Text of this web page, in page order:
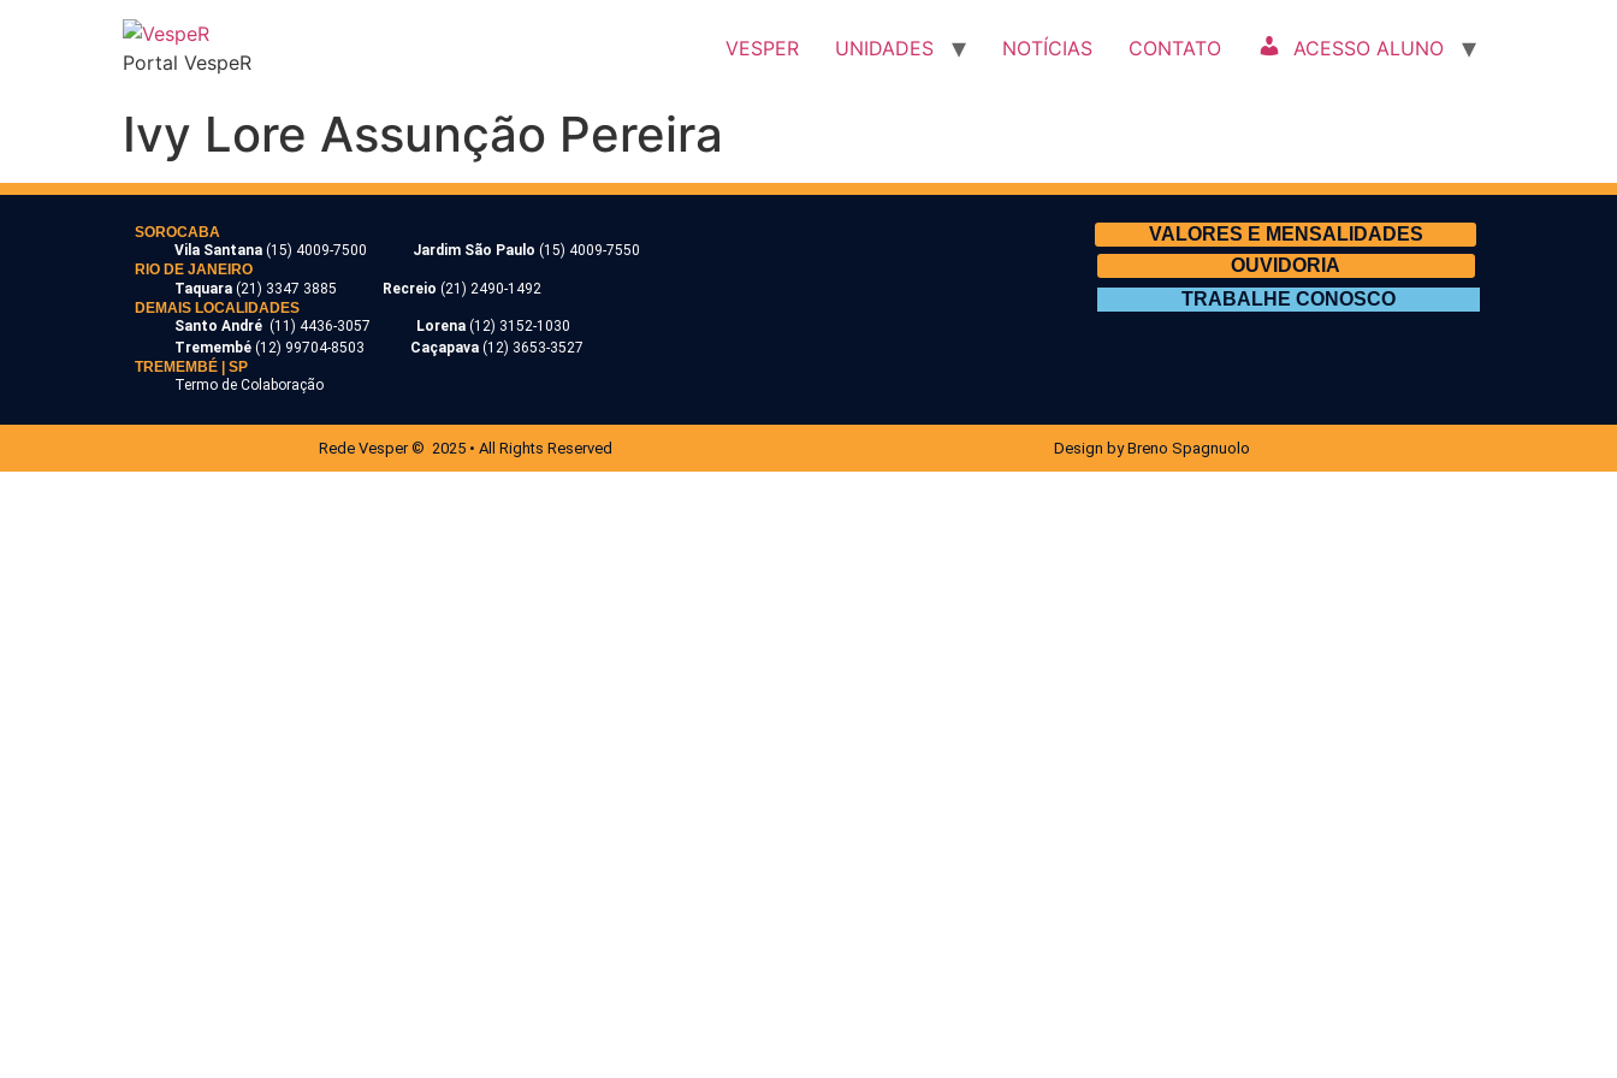
Portal VespeR
VESPER UNIDADES NOTÍCIAS CONTATO ACESSO ALUNO
Ivy Lore Assunção Pereira
SOROCABA
Vila Santana (15) 4009-7500 Jardim São Paulo (15) 4009-7550
RIO DE JANEIRO
Taquara (21) 3347 3885 Recreio (21) 2490-1492
DEMAIS LOCALIDADES
Santo André (11) 4436-3057 Lorena (12) 3152-1030
Tremembé (12) 99704-8503 Caçapava (12) 3653-3527
TREMEMBÉ | SP
Termo de Colaboração
VALORES E MENSALIDADES
OUVIDORIA
TRABALHE CONOSCO
Rede Vesper © 2025 • All Rights Reserved Design by Breno Spagnuolo